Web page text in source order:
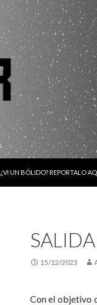
¿VI UN BÓLIDO? REPORTALO
15/12/2023
Con el objetivo